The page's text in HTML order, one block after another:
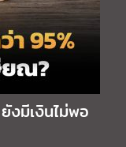
งมีเงินไม่พอ